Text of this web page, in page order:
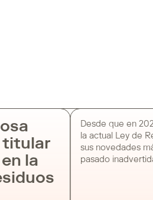
titular
la
Desde que en
la actual Ley de
sus novedades
pasado